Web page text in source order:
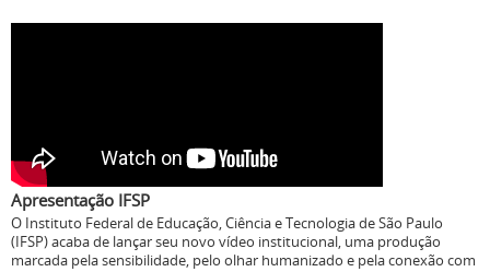
Apresentação IFSP
O Instituto Federal de Educação, Ciência e Tecnologia de São Paulo
(IFSP) acaba de lançar seu novo vídeo institucional, uma produção
marcada pela sensibilidade, pelo olhar humanizado e pela conexão com